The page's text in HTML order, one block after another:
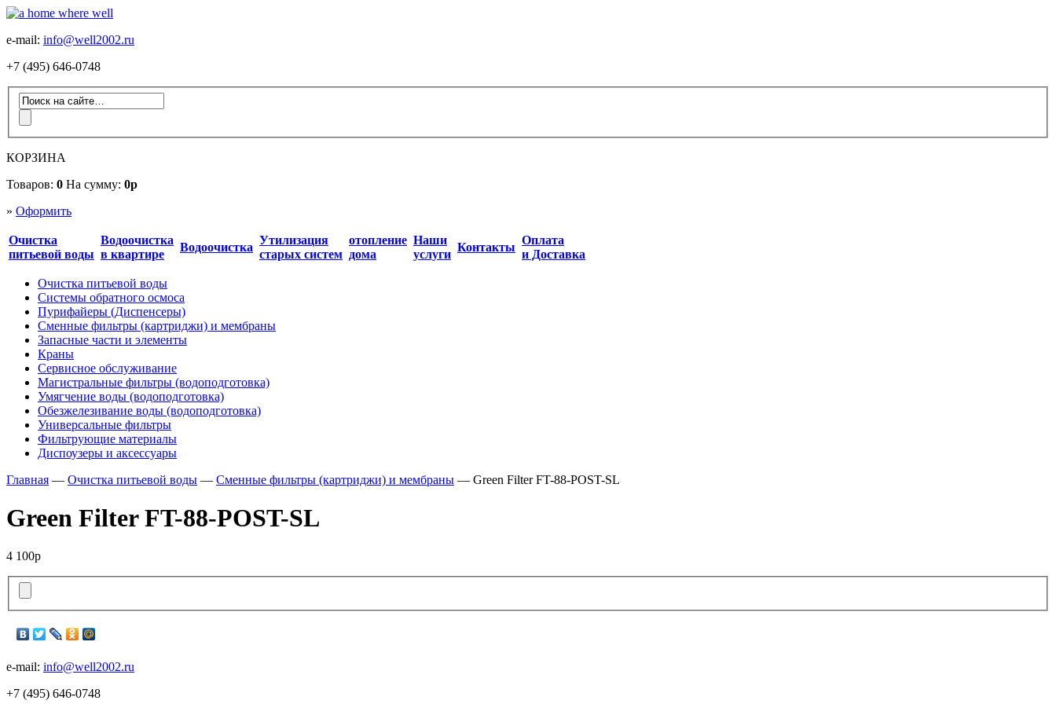
e-mail: info@well2002.ru
+7 (495) 646-0748
КОРЗИНА
Товаров: 0 На сумму: 0р
» Оформить
Очистка
питьевой воды
Водоочистка
в квартире
Водоочистка
Утилизация
старых систем
отопление
дома
Наши
услуги
Контакты
Оплата
и Доставка
Очистка питьевой воды
Системы обратного осмоса
Пурифайеры (Диспенсеры)
Сменные фильтры (картриджи) и мембраны
Запасные части и элементы
Краны
Сервисное обслуживание
Магистральные фильтры (водоподготовка)
Умягчение воды (водоподготовка)
Обезжелезивание воды (водоподготовка)
Универсальные фильтры
Фильтрующие материалы
Диспоузеры и аксессуары
Главная — Очистка питьевой воды — Сменные фильтры (картриджи) и мембраны — Green Filter FT-88-POST-SL
Green Filter FT-88-POST-SL
4 100р
e-mail: info@well2002.ru
+7 (495) 646-0748